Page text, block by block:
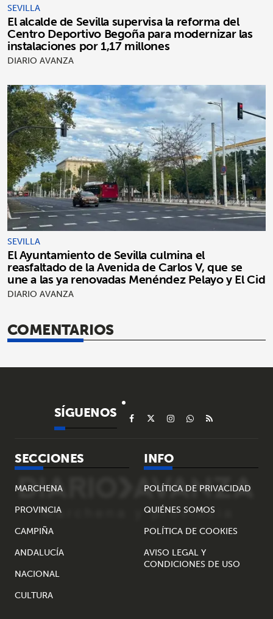
SEVILLA
El alcalde de Sevilla supervisa la reforma del
Centro Deportivo Begoña para modernizar las
instalaciones por 1,17 millones
DIARIO AVANZA
SEVILLA
El Ayuntamiento de Sevilla culmina el
reasfaltado de la Avenida de Carlos V, que se
une a las ya renovadas Menéndez Pelayo y El Cid
DIARIO AVANZA
COMENTARIOS
SÍGUENOS
SECCIONES
MARCHENA
PROVINCIA
CAMPIÑA
ANDALUCÍA
NACIONAL
CULTURA
INFO
POLÍTICA DE PRIVACIDAD
QUIÉNES SOMOS
POLÍTICA DE COOKIES
AVISO LEGAL Y
CONDICIONES DE USO